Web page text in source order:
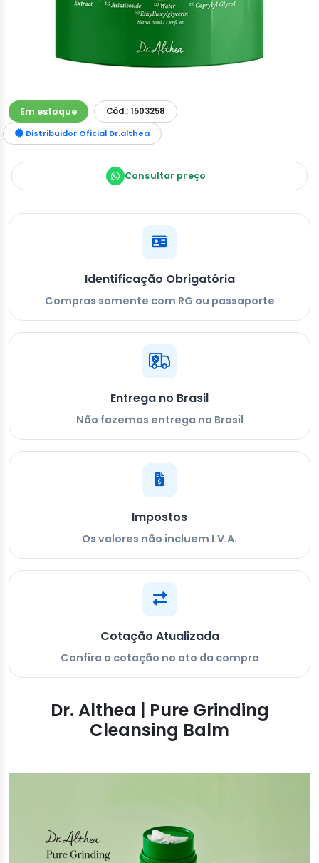
Em estoque
Cód.: 1503258
Distribuidor Oficial Dr.althea
Consultar preço
Identificação Obrigatória
Compras somente com RG ou passaporte
Entrega no Brasil
Não fazemos entrega no Brasil
Impostos
Os valores não incluem I.V.A.
Cotação Atualizada
Confira a cotação no ato da compra
Dr. Althea | Pure Grinding
Cleansing Balm